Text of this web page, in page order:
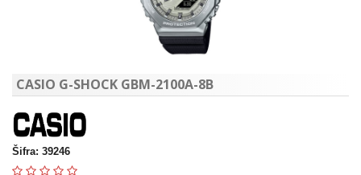
CASIO G-SHOCK GBM-2100A-8B
Šifra: 39246